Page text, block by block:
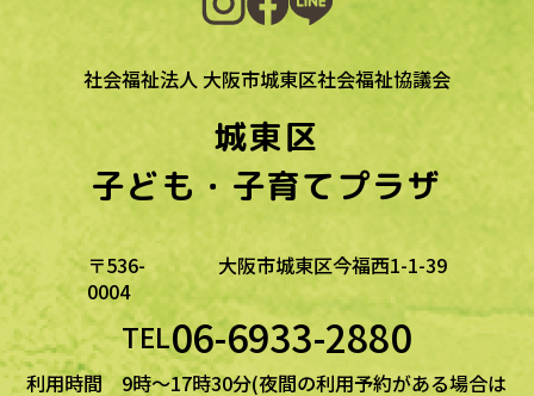
社会福祉法人 大阪市城東区社会福祉協議会
城東区
子ども・子育てプラザ
〒536-
0004
大阪市城東区今福西1-1-39
TEL06-6933-2880
利用時間 9時～17時30分(夜間の利用予約がある場合は